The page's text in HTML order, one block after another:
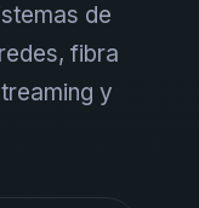
de
fibra
y